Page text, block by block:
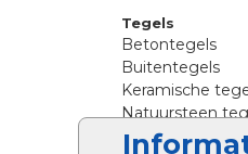
Tegels
Betontegels
Buitentegels
Keramische
Natuursteen
Siertegels